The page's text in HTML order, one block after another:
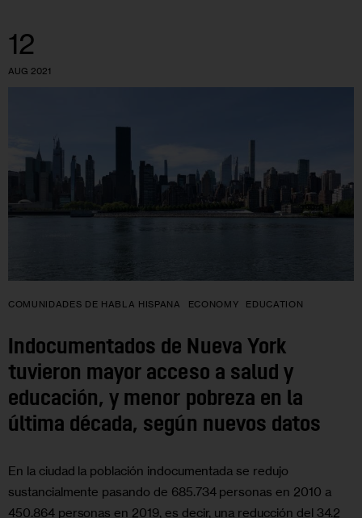
12
AUG 2021
COMUNIDADES DE HABLA HISPANA ECONOMY EDUCATION
Indocumentados de Nueva York
tuvieron mayor acceso a salud y
educación, y menor pobreza en la
última década, según nuevos datos
En la ciudad la población indocumentada se redujo
sustancialmente pasando de 685.734 personas en 2010 a
450.864 personas en 2019, es decir, una reducción del 34.2